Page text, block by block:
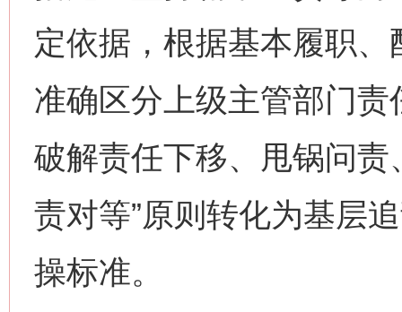
定依据，根据基本履职
准确区分上级主管部门
破解责任下移、甩锅问责
责对等”原则转化为基层
操标准。